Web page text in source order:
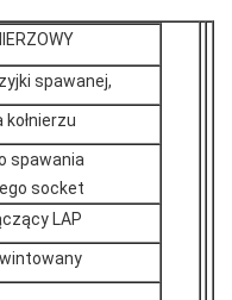
spawanej,
kołnierzu
spawania
socket
LAP